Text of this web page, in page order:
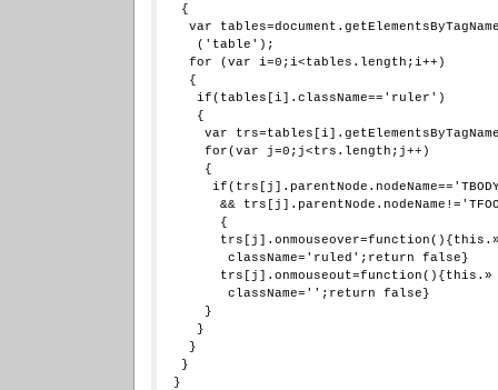
  {
var
    ('table');
   for (var i=0;i<tables.length;i++)
   {
    if(tables[i].className=='ruler')
    {
var
     for(var j=0;j<trs.length;j++)
     {
&&
       {
        className='ruled';return false}
       trs[j].onmouseout=function(){this.»
        className='';return false}
     }
    }
   }
  }
}